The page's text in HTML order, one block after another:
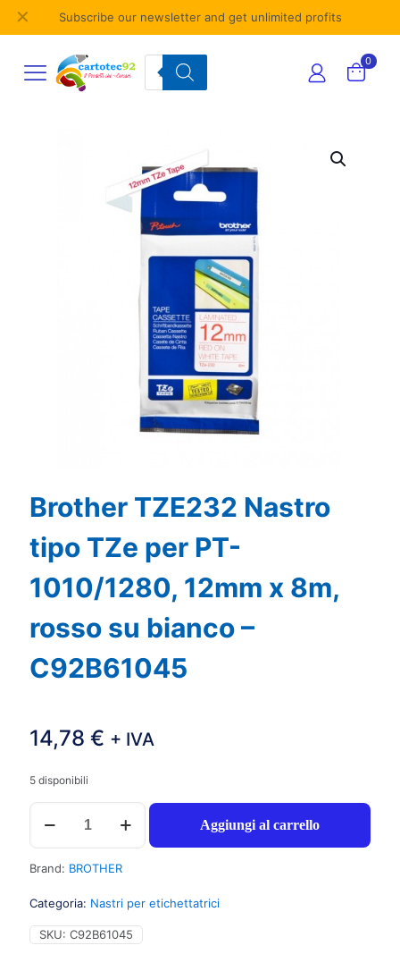
Subscribe our newsletter and get unlimited profits
✕
Products
search
0
Brother TZE232 Nastro
tipo TZe per PT-
1010/1280, 12mm x 8m,
rosso su bianco –
C92B61045
14,78 € + IVA
5 disponibili
Brother
TZE232
Nastro
tipo
TZe
PT-
1010/1280,
12mm
Aggiungi al carrello
Brand: BROTHER
Categoria: Nastri per etichettatrici
SKU: C92B61045